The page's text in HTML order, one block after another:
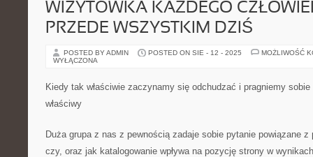
WIZYTÓWKA KAŻDEGO
PRZEDE WSZYSTKIM DZIŚ
POSTED BY ADMIN POSTED ON SIE - 12 - 2025
MOŻLIWOŚĆ
WYŁĄCZONA
Kiedy tak właściwie zaczynamy się odchudzać i pragniemy
właściwy
Duża grupa z nas z pewnością zadaje sobie pytanie powiązane
czy, oraz jak katalogowanie wpływa na pozycję strony w